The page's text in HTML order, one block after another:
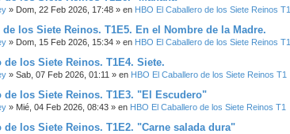
» Dom, 22 Feb 2026, 17:48 » en HBO El Caballero de los Siete Reinos T1
los Siete Reinos. T1E5. En el Nombre de la Madre.
» Dom, 15 Feb 2026, 15:34 » en HBO El Caballero de los Siete Reinos T1
de los Siete Reinos. T1E4. Siete.
» Sab, 07 Feb 2026, 01:11 » en HBO El Caballero de los Siete Reinos T1
de los Siete Reinos. T1E3. "El Escudero"
» Mié, 04 Feb 2026, 08:43 » en HBO El Caballero de los Siete Reinos T1
de los Siete Reinos. T1E2. "Carne salada dura"